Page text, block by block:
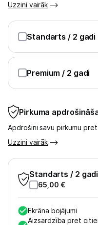
Tehnikas
Uzņēmumiem
Kontakti
Pirkuma
Apdrošini savu pirkumu
Uzzini vairāk
Standarts / 2 gadi
65,00 €
Ekrāna bojājumi
Aizsardzība pret
Uzzini vairāk
Standarts / 2 gadi
Premium / 2 gadi